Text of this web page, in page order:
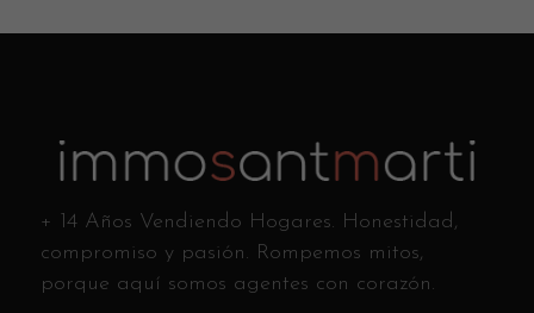
+ 14 Años Vendiendo Hogares. Honestidad,
compromiso y pasión. Rompemos mitos,
porque aquí somos agentes con corazón.